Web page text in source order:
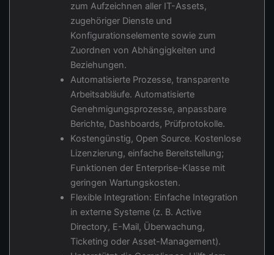
zum Aufzeichnen aller IT-Assets,
zugehöriger Dienste und
Konfigurationselemente sowie zum
Zuordnen von Abhängigkeiten und
Beziehungen.
Automatisierte Prozesse, transparente
Arbeitsabläufe. Automatisierte
Genehmigungsprozesse, anpassbare
Berichte, Dashboards, Prüfprotokolle.
Kostengünstig, Open Source. Kostenlose
Lizenzierung, einfache Bereitstellung;
Funktionen der Enterprise-Klasse mit
geringen Wartungskosten.
Flexible Integration: Einfache Integration
in externe Systeme (z. B. Active
Directory, E-Mail, Überwachung,
Ticketing oder Asset-Management).